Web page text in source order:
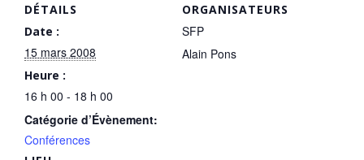
DÉTAILS
Date :
15 mars 2008
Heure :
16 h 00 - 18 h 00
Catégorie d’Évènement:
Conférences
ORGANISATEURS
SFP
Alain Pons